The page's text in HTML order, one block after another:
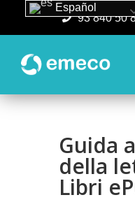
93 840 50
Guida
della
Libri
Español